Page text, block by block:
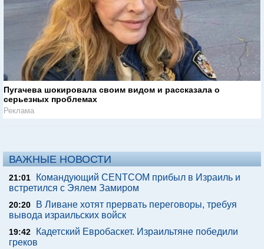
Пугачева шокировала своим видом и рассказала о
серьезных проблемах
Реклама
ВАЖНЫЕ НОВОСТИ
21:01
Командующий CENTCOM прибыл в Израиль и
встретился с Эялем Замиром
20:20
В Ливане хотят прервать переговоры, требуя
вывода израильских войск
19:42
Кадетский Евробаскет. Израильтяне победили
греков